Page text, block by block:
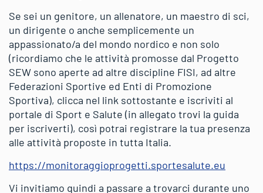
Se sei un genitore, un allenatore, un maestro di sci,
un dirigente o anche semplicemente un
appassionato/a del mondo nordico e non solo
(ricordiamo che le attività promosse dal Progetto
SEW sono aperte ad altre discipline FISI, ad altre
Federazioni Sportive ed Enti di Promozione
Sportiva), clicca nel link sottostante e iscriviti al
portale di Sport e Salute (in allegato trovi la guida
per iscriverti), così potrai registrare la tua presenza
alle attività proposte in tutta Italia.
https://monitoraggioprogetti.sportesalute.eu
Vi invitiamo quindi a passare a trovarci durante uno